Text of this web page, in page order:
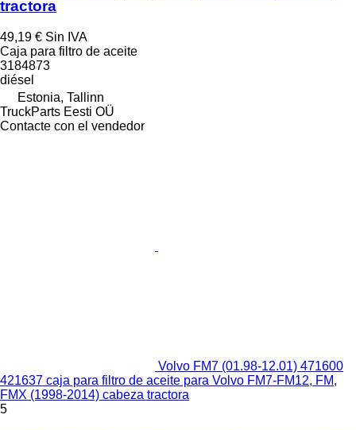
tractora
49,19 € Sin IVA
Caja para filtro de aceite
3184873
diésel
Estonia, Tallinn
TruckParts Eesti OÜ
Contacte con el vendedor
Volvo FM7 (01.98-12.01) 471600
421637 caja para filtro de aceite para Volvo FM7-FM12, FM,
FMX (1998-2014) cabeza tractora
5